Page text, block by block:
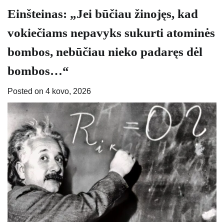
Einšteinas: „Jei būčiau žinojęs, kad
vokiečiams nepavyks sukurti atominės
bombos, nebūčiau nieko padaręs dėl
bombos…“
Posted on 4 kovo, 2026